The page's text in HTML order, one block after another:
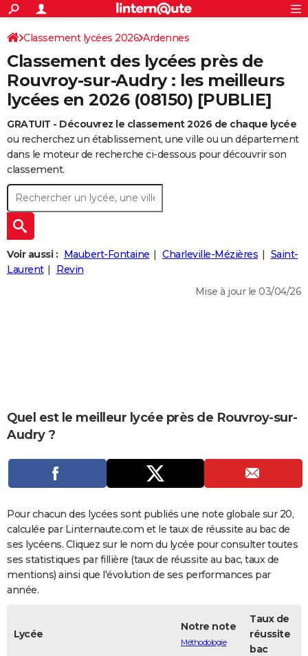
ACTUALITÉS
Politique
Société
Faits Divers
Education
Monde
Villes
+
SPORT
Coupe du monde 2026
Football
Tennis
Cyclisme
Rugby
Forum
Programme TV
TNT
Streaming
Cinéma
Sorties cinéma
Musique
+FINANCE
Retraite
Impôts
Epargne
Immobilier
Risques naturels par ville
Banque
Assurance
Crédit
AUTO
Essais
Réserver un essai
Citadines
Berlines
SUV
Forum auto
+
HIGH-TECH
BRICOLAGE
Forum
Aménagement intérieur
Extérieur
Cuisine
Salle de bains
Jardinage
Rangement
+WEEK-END
Guides de France
Escapades
Patrimoine
Expositions
Musées
Week-end nature
+
LIFESTYLE
Art de vivre
Bien-être
Loisirs
Mode
Modes de vie
+SANTE
Carte de Noël
Carte Bonne année
Carte Saint-Valentin
Carte Pâques
Carte d'anniversaire
DICTIONNAIRE
Dictionnaire
Biographies
Citations
Expressions
Proverbes
PROGRAMME TV
S'inscrire
Se connecter
Lycées
Collèges
Primaires
Universités
Entreprises
Service militaire
Avis de recherche
AVIS DE DÉCÈS
FORUM
Bricolage
Lifestyle
Culture
Sport
Auto
Television
Voyage
Cinema
S'inscrire
Connexion
Classement lycées 2026 Ardennes
Classement des lycées près de
Rouvroy-sur-Audry : les meilleurs
lycées en 2026 (08150) [PUBLIE]
GRATUIT - Découvrez le classement 2026 de chaque lycée
ou recherchez un établissement, une ville ou un département
dans le moteur de recherche ci-dessous pour découvrir son
classement.
Voir aussi : Maubert-Fontaine Charleville-Mézières
Saint-
Laurent
Revin
Mise à jour le 03/04/26
Quel est le meilleur lycée près de Rouvroy-sur-
Audry ?
Pour chacun des lycées sont publiés une note globale sur 20,
calculée par Linternaute.com et le taux de réussite au bac de
ses lycéens. Cliquez sur le nom du lycée pour consulter toutes
ses statistiques par fillière (taux de réussite au bac, taux de
mentions) ainsi que l'évolution de ses performances par
année.
Lycée
Notre note
Méthodologie
Taux de
réussite
bac